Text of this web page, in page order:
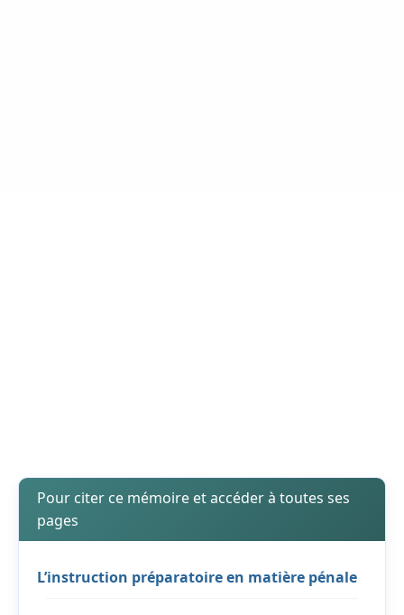
Pour citer ce mémoire et accéder à toutes ses
pages
L’instruction préparatoire en matière pénale